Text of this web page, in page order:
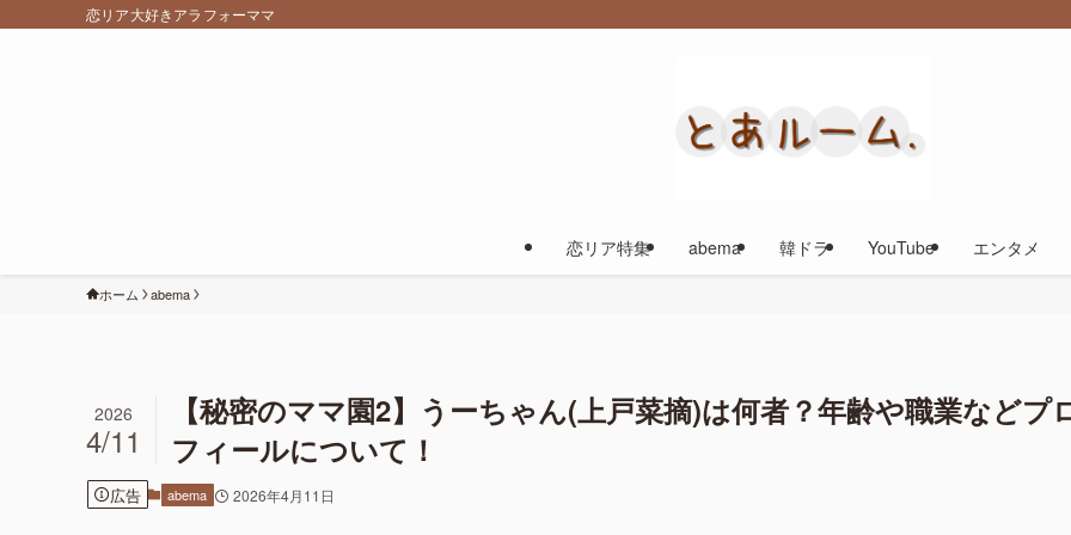
恋リア大好きアラフォーママ
恋リア特集 abema 韓ドラ YouTube エンタメ
ホーム abema
【秘密のママ園2】うーちゃん(上戸菜摘)は何者？年齢や職業などプ
フィールについて！
2026
4/11
広告 abema 2026年4月11日